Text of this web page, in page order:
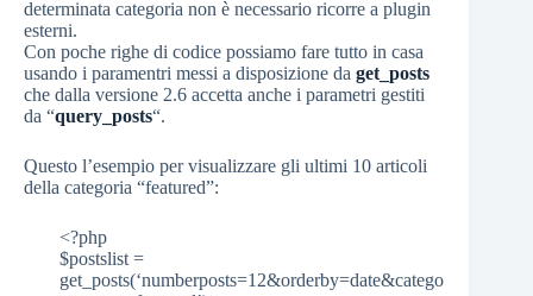
determinata categoria non è necessario ricorre a plugin
esterni.
Con poche righe di codice possiamo fare tutto in casa
usando i paramentri messi a disposizione da get_posts
che dalla versione 2.6 accetta anche i parametri gestiti
da “query_posts“.
Questo l’esempio per visualizzare gli ultimi 10 articoli
della categoria “featured”:
<?php
$postslist =
get_posts(‘numberposts=12&orderby=date&catego